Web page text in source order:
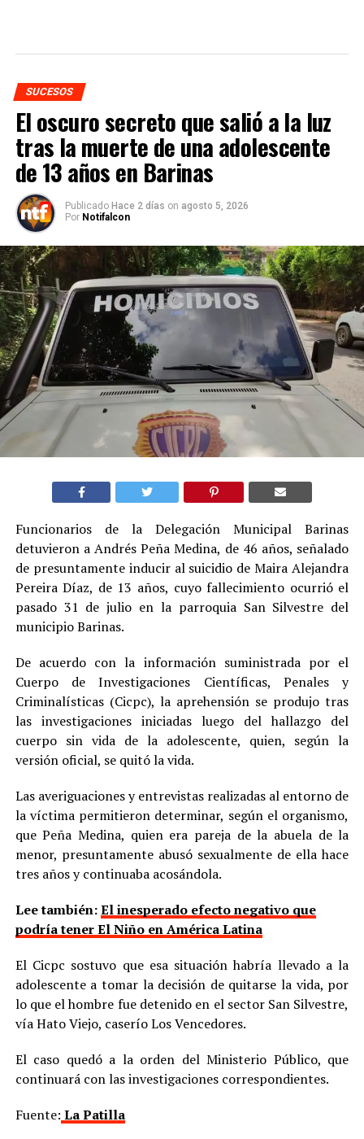
SUCESOS
El oscuro secreto que salió a la luz
tras la muerte de una adolescente
de 13 años en Barinas
Publicado Hace 2 días on agosto 5, 2026
Por Notifalcon
Funcionarios de la Delegación Municipal Barinas
detuvieron a Andrés Peña Medina, de 46 años, señalado
de presuntamente inducir al suicidio de Maira Alejandra
Pereira Díaz, de 13 años, cuyo fallecimiento ocurrió el
pasado 31 de julio en la parroquia San Silvestre del
municipio Barinas.
De acuerdo con la información suministrada por el
Cuerpo de Investigaciones Científicas, Penales y
Criminalísticas (Cicpc), la aprehensión se produjo tras
las investigaciones iniciadas luego del hallazgo del
cuerpo sin vida de la adolescente, quien, según la
versión oficial, se quitó la vida.
Las averiguaciones y entrevistas realizadas al entorno de
la víctima permitieron determinar, según el organismo,
que Peña Medina, quien era pareja de la abuela de la
menor, presuntamente abusó sexualmente de ella hace
tres años y continuaba acosándola.
Lee también:El inesperado efecto negativo que
podría tener El Niño en América Latina
El Cicpc sostuvo que esa situación habría llevado a la
adolescente a tomar la decisión de quitarse la vida, por
lo que el hombre fue detenido en el sector San Silvestre,
vía Hato Viejo, caserío Los Vencedores.
El caso quedó a la orden del Ministerio Público, que
continuará con las investigaciones correspondientes.
Fuente: La Patilla